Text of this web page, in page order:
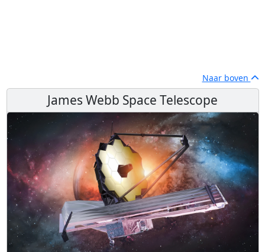
Naar boven
James Webb Space Telescope